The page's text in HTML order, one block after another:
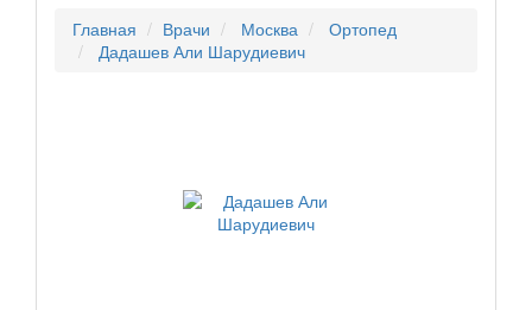
Главная Врачи Москва
Ортопед
Дадашев Али Шарудиевич